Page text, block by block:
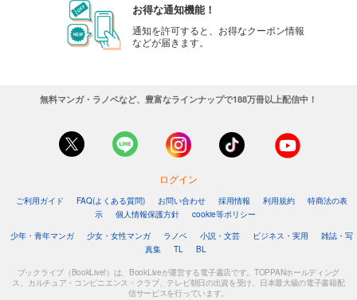
お得な通知機能！
通知を許可すると、お得なクーポン情報
などが届きます。
無料マンガ・ラノベなど、豊富なラインナップで188万冊以上配信中！
ログイン
ご利用ガイド FAQ(よくある質問) お問い合わせ 採用情報 利用規約
特商法の表
示
個人情報保護方針
cookie等ポリシー
少年・青年マンガ
少女・女性マンガ ラノベ 小説・文芸 ビジネス・実用
雑誌・写
真集
TL BL
ブックライブ（BookLive!）は、BookLiveが運営する電子書店です。TOPPANホールディング
ス、カルチュア・コンビニエンス・クラブ、テレビ朝日の出資を受け、日本最大級の電子書籍配
信サービスを行っています。